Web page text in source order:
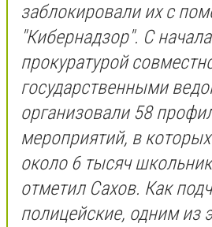
заблокировали их с
"Кибернадзор". С
прокуратурой
государственными
организовали 58
мероприятий, в
около 6 тысяч
отметил Сахов. Как
полицейские, одним из